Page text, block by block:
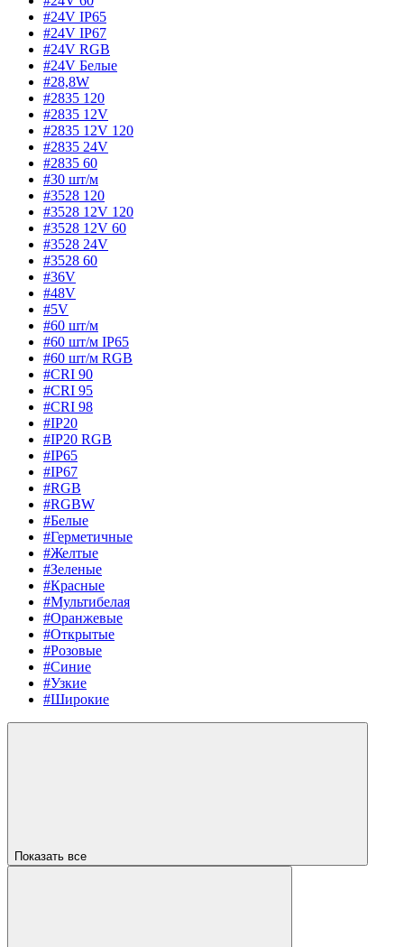
#24V IP65
#24V IP67
#24V RGB
#24V Белые
#28,8W
#2835 120
#2835 12V
#2835 12V 120
#2835 24V
#2835 60
#30 шт/м
#3528 120
#3528 12V 120
#3528 12V 60
#3528 24V
#3528 60
#36V
#48V
#5V
#60 шт/м
#60 шт/м IP65
#60 шт/м RGB
#CRI 90
#CRI 95
#CRI 98
#IP20
#IP20 RGB
#IP65
#IP67
#RGB
#RGBW
#Белые
#Герметичные
#Желтые
#Зеленые
#Красные
#Мультибелая
#Оранжевые
#Открытые
#Розовые
#Синие
#Узкие
#Широкие
Показать все